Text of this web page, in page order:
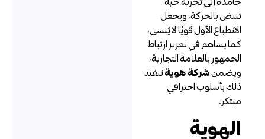
تنبض بالحركة، ويجعل
الانطباع الأول قويًا لا يُنسى،
كما يساهم في تعزيز ارتباط
الجمهور بالعلامة التجارية،
ويضمنشركة هويةتنفيذ
ذلك بأسلوب احترافي
الهوية